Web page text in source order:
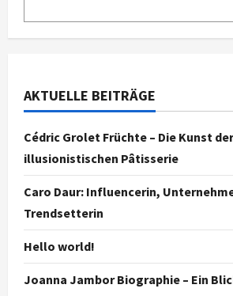
AKTUELLE BEITRÄGE
Cédric Grolet Früchte – Die Kunst der
illusionistischen Pâtisserie
Caro Daur: Influencerin,
Trendsetterin
Hello world!
Joanna Jambor Biographie – Ein